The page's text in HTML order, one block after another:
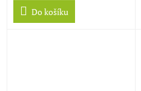
Do košíku